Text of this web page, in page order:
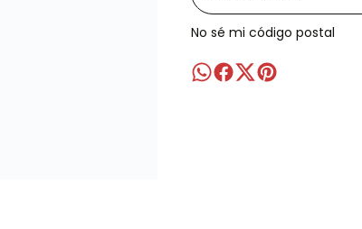
No sé mi código postal